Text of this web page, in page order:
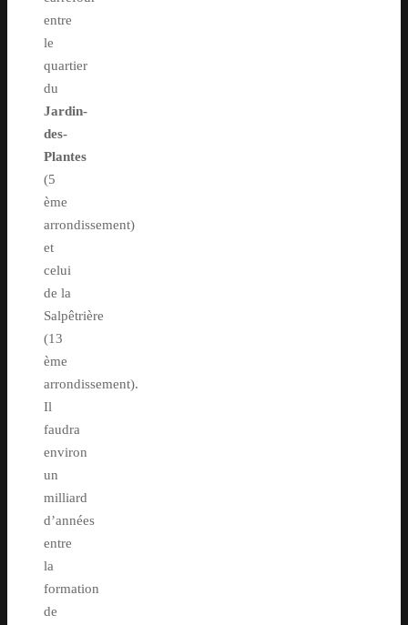
entre
le
quartier
du
Jardin-
des-
Plantes
(5
ème
arrondissement)
et
celui
de la
Salpêtrière
(13
ème
arrondissement).
Il
faudra
environ
un
milliard
d’années
entre
la
formation
de